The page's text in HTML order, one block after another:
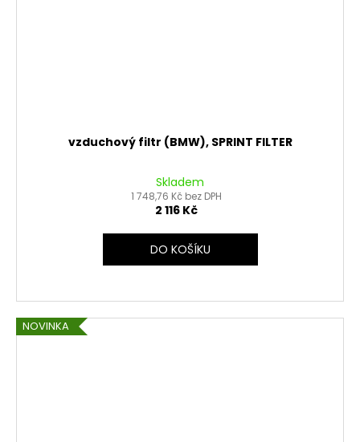
vzduchový filtr (BMW), SPRINT FILTER
Skladem
1 748,76 Kč bez DPH
2 116 Kč
DO KOŠÍKU
NOVINKA